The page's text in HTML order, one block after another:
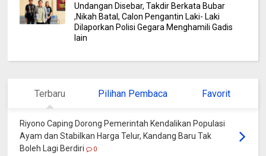
Undangan Disebar, Takdir Berkata Bubar
,Nikah Batal, Calon Pengantin Laki- Laki
Dilaporkan Polisi Gegara Menghamili Gadis
lain
Terbaru Pilihan Pembaca Favorit
Riyono Caping Dorong Pemerintah Kendalikan Populasi
Ayam dan Stabilkan Harga Telur, Kandang Baru Tak
Boleh Lagi Berdiri
0